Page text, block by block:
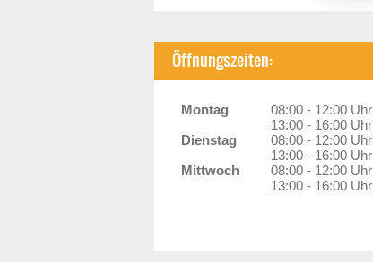
Öffnungszeiten:
Montag
08:00 - 12:00 Uhr
13:00 - 16:00 Uhr
Dienstag
08:00 - 12:00 Uhr
13:00 - 16:00 Uhr
Mittwoch
08:00 - 12:00 Uhr
13:00 - 16:00 Uhr